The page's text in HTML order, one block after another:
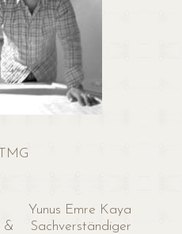
Yunus Emre Kaya
& Sachverständiger